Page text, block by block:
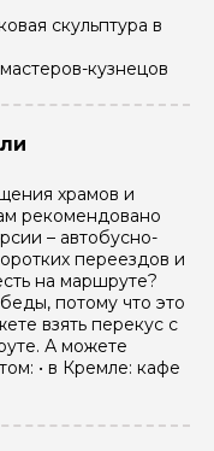
скульптура в
кузнецов
храмов и
рекомендовано
– автобусно-
переездов и
на маршруте?
потому что это
взять перекус с
А можете
• в Кремле: кафе